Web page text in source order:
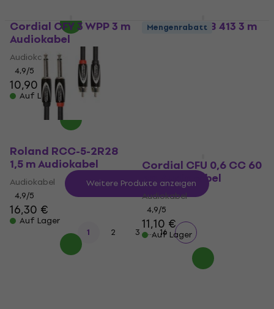
Cordial CFY 3 WPP 3 m
Audiokabel
Audiokabel
4,9/5
10,90 €11,50 €
Auf Lager
Soundking BB 413 3 m
Roland RCC-5-2R28
1,5 m Audiokabel
Audiokabel
4,9/5
16,30 €
Auf Lager
Mengenrabatt
Cordial CFU 0,6 CC 60
cm Audiokabel
Audiokabel
4,9/5
11,10 €
Auf Lager
Weitere Produkte anzeigen
1 2 3 ... 16